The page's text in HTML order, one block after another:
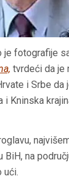
je fotografije
tvrdeći da je
i Srbe da
i Kninska
na
ući.